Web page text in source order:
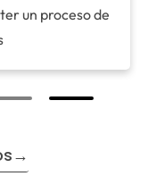
un proceso de